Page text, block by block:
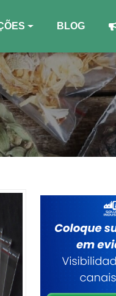
BLOG